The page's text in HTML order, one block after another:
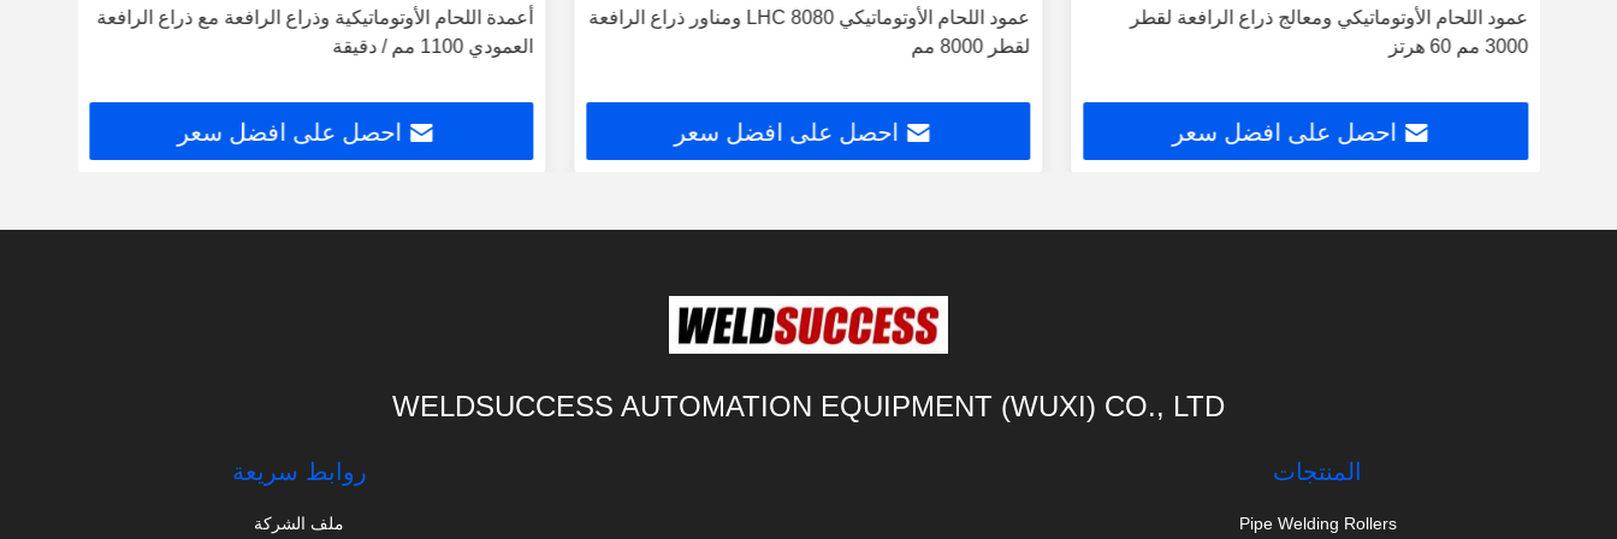
عمود اللحام الأوتوماتيكي ومعالج ذراع الرافعة لقطر
3000 مم 60 هرتز
احصل على افضل سعر
عمود اللحام الأوتوماتيكي LHC 8080 ومناور ذراع الرافعة
لقطر 8000 مم
احصل على افضل سعر
أعمدة اللحام الأوتوماتيكية وذراع الرافعة مع ذراع الرافعة
العمودي 1100 مم / دقيقة
احصل على افضل سعر
WELDSUCCESS AUTOMATION EQUIPMENT (WUXI) CO., LTD
المنتجات
Pipe Welding Rollers
روابط سريعة
ملف الشركة